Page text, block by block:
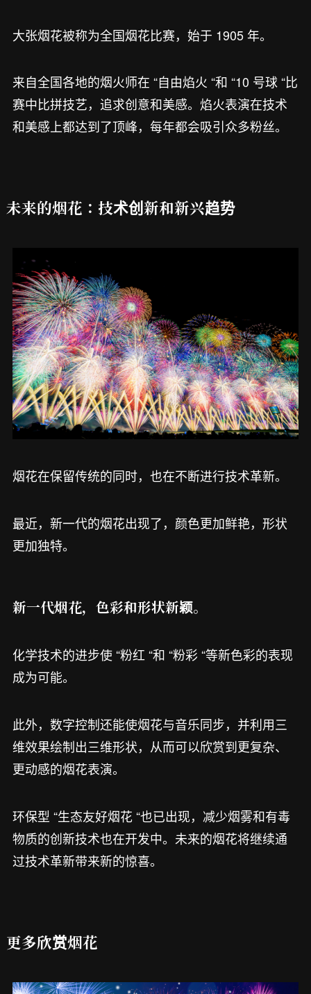
大张烟花被称为全国烟花比赛，始于 1905 年。
来自全国各地的烟火师在 “自由焰火 “和 “10 号球 “比
赛中比拼技艺，追求创意和美感。焰火表演在技术
和美感上都达到了顶峰，每年都会吸引众多粉丝。
未来的烟花：技术创新和新兴趋势
烟花在保留传统的同时，也在不断进行技术革新。
最近，新一代的烟花出现了，颜色更加鲜艳，形状
更加独特。
新一代烟花，色彩和形状新颖。
化学技术的进步使 “粉红 “和 “粉彩 “等新色彩的表现
成为可能。
此外，数字控制还能使烟花与音乐同步，并利用三
维效果绘制出三维形状，从而可以欣赏到更复杂、
更动感的烟花表演。
环保型 “生态友好烟花 “也已出现，减少烟雾和有毒
物质的创新技术也在开发中。未来的烟花将继续通
过技术革新带来新的惊喜。
更多欣赏烟花